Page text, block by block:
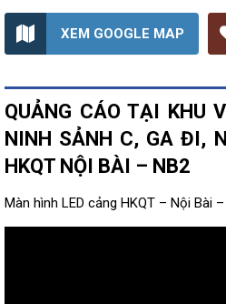
XEM GOOGLE MAP
QUẢNG CÁO TẠI KHU
NINH SẢNH C, GA ĐI,
HKQT NỘI BÀI – NB2
Màn hình LED cảng HKQT – Nội Bài